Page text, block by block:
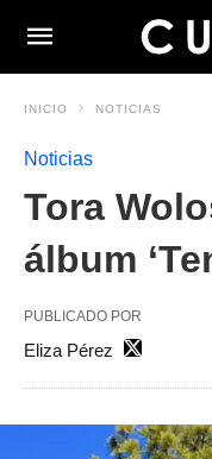
INICIO NOTICIAS
Noticias
Tora
álbum
PUBLICADO POR
Eliza Pérez